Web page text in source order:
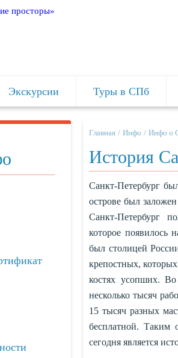
Экскурсии Туры в СПб
Главная Инфо Инфо о
История
Санкт-Петербург
острове был
Санкт-Петербург
которое появилось
был столицей
крепостных,
костях усопших. Во
несколько тысяч
15 тысяч разных
бесплатной. Таким
сегодня является